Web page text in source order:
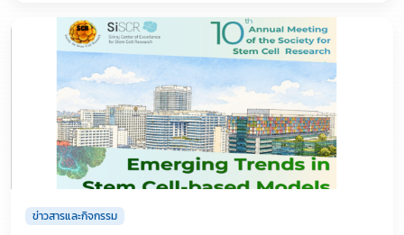
ข่าวสารและกิจกรรม